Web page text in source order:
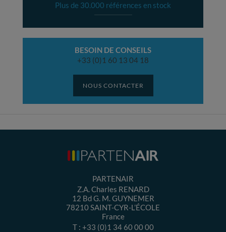
Plus de 30.000 références en stock
BESOIN DE CONSEILS
+33 (0)1 60 13 04 18
NOUS CONTACTER
PARTENAIR
Z.A. Charles RENARD
12 Bd G. M. GUYNEMER
78210SAINT-CYR-L’ÉCOLE
France
T : +33 (0)1 34 60 00 00